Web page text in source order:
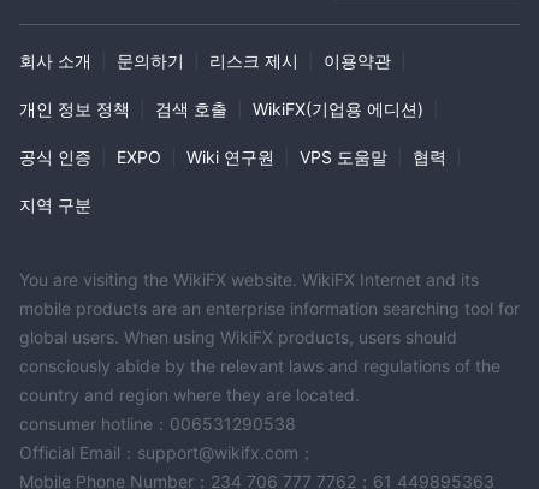
회사 소개 문의하기 리스크 제시 이용약관
개인 정보 정책 검색 호출 WikiFX(기업용 에디션)
공식 인증 EXPO Wiki 연구원 VPS 도움말 협력
지역 구분
You are visiting the WikiFX website. WikiFX Internet and its
mobile products are an enterprise information searching tool for
global users. When using WikiFX products, users should
consciously abide by the relevant laws and regulations of the
country and region where they are located.
consumer hotline：006531290538
Official Email：support@wikifx.com；
Mobile Phone Number：234 706 777 7762；61 449895363